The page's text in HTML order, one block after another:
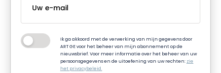
Ik ga akkoord met de verwerking van mijn gegevens door
ART GE voor het beheer van mijn abonnement op de
nieuwsbrief. Voor meer informatie over het beheer van uw
persoonsgegevens en de uitoefening van uw rechten: zie
het privacybeleid.